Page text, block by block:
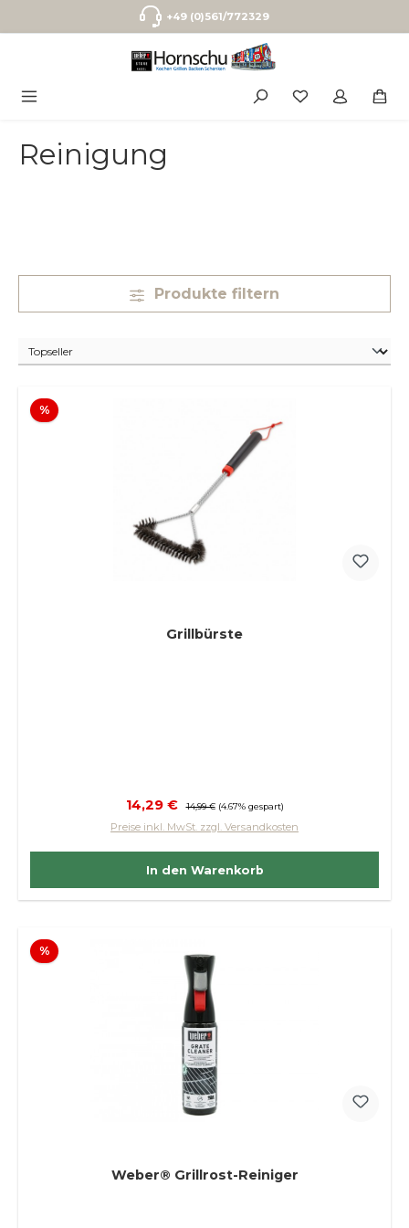
Zum Hauptinhalt springen+49 (0)561/772329
Reinigung
Produkte filtern
%Rabatt
Grillbürste
Verkaufspreis:
14,29 € Regulärer Preis:
14,99 € (4.67% gespart)
Preise inkl. MwSt. zzgl. Versandkosten
In den Warenkorb
%Rabatt
Weber® Grillrost-Reiniger